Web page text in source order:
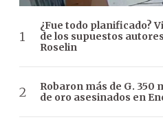
¿Fue todo planificado?
de los supuestos
Roselin
Robaron más de G.
de oro asesinados en